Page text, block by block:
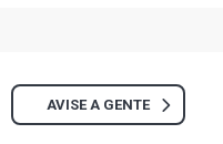
AVISE A GENTE